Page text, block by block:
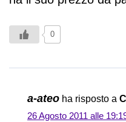
0
a-ateo ha risposto a
26 Agosto 2011 alle